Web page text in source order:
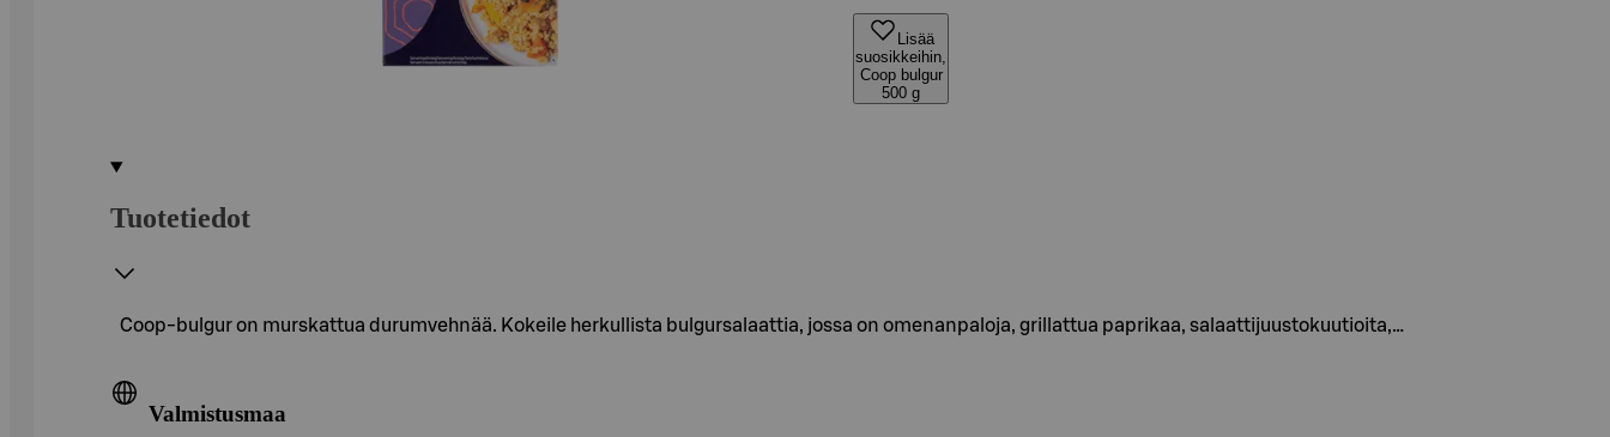
Lisää
suosikkeihin,
Coop bulgur
500 g
Tuotetiedot
Coop-bulgur on murskattua durumvehnää. Kokeile herkullista bulgursalaattia, jossa on omenanpaloja, grillattua paprikaa, salaattijuustokuutioita,…
Valmistusmaa